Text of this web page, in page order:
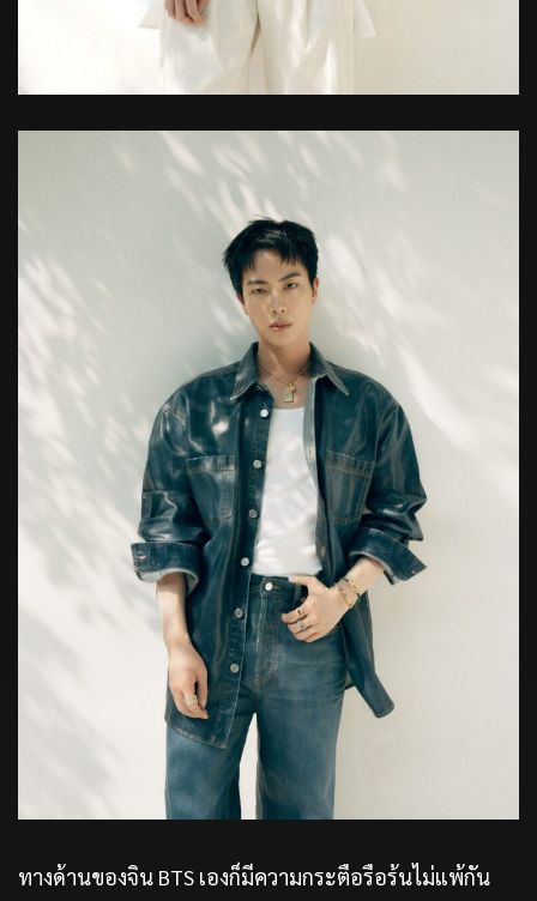
ทางด้านของจิน BTS เองก็มีความกระตือรือร้นไม่แพ้กัน